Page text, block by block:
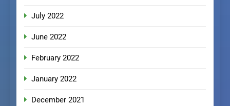
July 2022
June 2022
February 2022
January 2022
December 2021